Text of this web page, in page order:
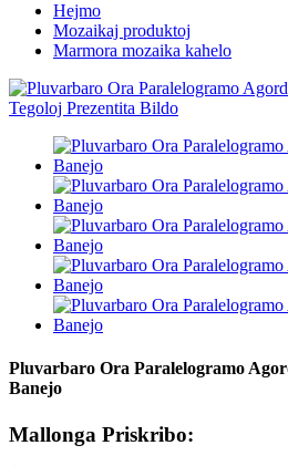
Hejmo
Mozaikaj produktoj
Marmora mozaika kahelo
Pluvarbaro Ora Paralelogramo
Banejo
Mallonga Priskribo: